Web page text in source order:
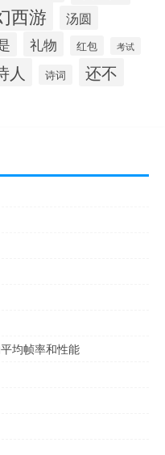
西游 汤圆
礼物 红包 考试
人 诗词 还不
均帧率和性能